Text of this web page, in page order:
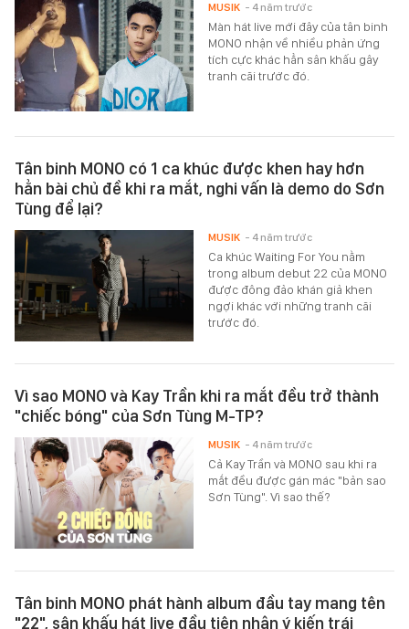
Màn hát live mới đây của tân binh
MONO nhận về nhiều phản ứng
tích cực khác hẳn sân khấu gây
tranh cãi trước đó.
MUSIK - 4 năm trước
Tân binh MONO có 1 ca khúc được khen hay hơn
hẳn bài chủ đề khi ra mắt, nghi vấn là demo do Sơn
Tùng để lại?
Ca khúc Waiting For You nằm
trong album debut 22 của MONO
được đông đảo khán giả khen
ngợi khác với những tranh cãi
trước đó.
MUSIK - 4 năm trước
Vì sao MONO và Kay Trần khi ra mắt đều trở thành
"chiếc bóng" của Sơn Tùng M-TP?
Cả Kay Trần và MONO sau khi ra
mắt đều được gán mác "bản sao
Sơn Tùng". Vì sao thế?
MUSIK - 4 năm trước
Tân binh MONO phát hành album đầu tay mang tên
"22", sân khấu hát live đầu tiên nhận ý kiến trái